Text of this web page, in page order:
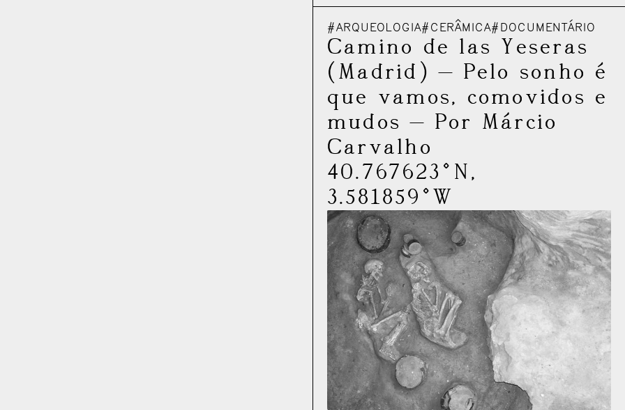
#ARQUEOLOGIA#CERÂMICA#DOCUMENTÁRIO
Camino de las Yeseras
(Madrid) — Pelo sonho é
que vamos, comovidos e
mudos — Por Márcio
Carvalho
40.767623°N,
3.581859°W